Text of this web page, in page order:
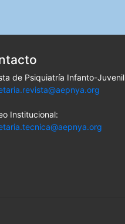
de Psiquiatría Infanto-Juvenil
Institucional: